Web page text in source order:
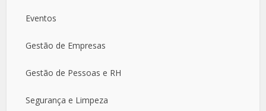
Eventos
Gestão de Empresas
Gestão de Pessoas e RH
Segurança e Limpeza